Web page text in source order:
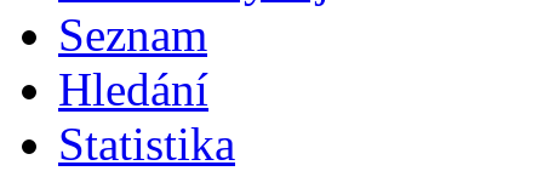
Seznam
Hledání
Statistika